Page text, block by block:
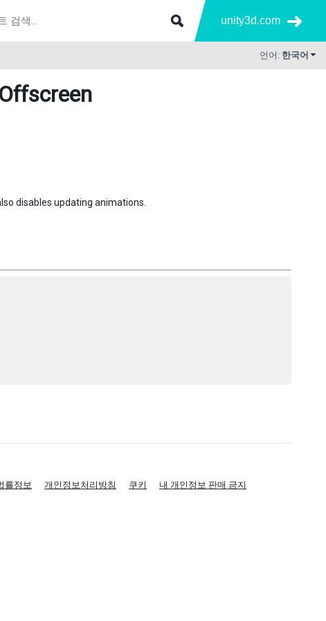
unity3d.com
언어: 한국어
disables updating animations.
률정보 개인정보처리방침 쿠키 내 개인정보 판매 금지